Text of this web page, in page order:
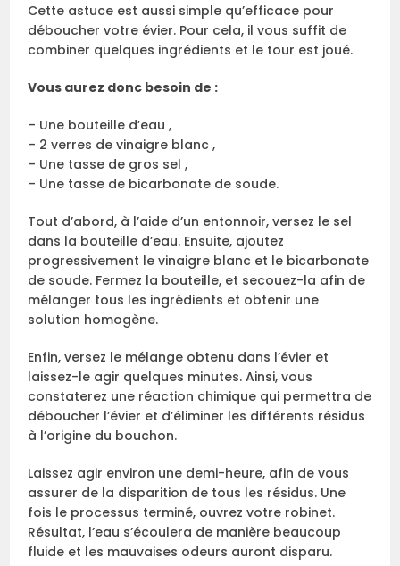
Cette astuce est aussi simple qu’efficace pour
déboucher votre évier. Pour cela, il vous suffit de
combiner quelques ingrédients et le tour est joué.
Vous aurez donc besoin de :
– Une bouteille d’eau ,
– 2 verres de vinaigre blanc ,
– Une tasse de gros sel ,
– Une tasse de bicarbonate de soude.
Tout d’abord, à l’aide d’un entonnoir, versez le sel
dans la bouteille d’eau. Ensuite, ajoutez
progressivement le vinaigre blanc et le bicarbonate
de soude. Fermez la bouteille, et secouez-la afin de
mélanger tous les ingrédients et obtenir une
solution homogène.
Enfin, versez le mélange obtenu dans l’évier et
laissez-le agir quelques minutes. Ainsi, vous
constaterez une réaction chimique qui permettra de
déboucher l’évier et d’éliminer les différents résidus
à l’origine du bouchon.
Laissez agir environ une demi-heure, afin de vous
assurer de la disparition de tous les résidus. Une
fois le processus terminé, ouvrez votre robinet.
Résultat, l’eau s’écoulera de manière beaucoup
fluide et les mauvaises odeurs auront disparu.